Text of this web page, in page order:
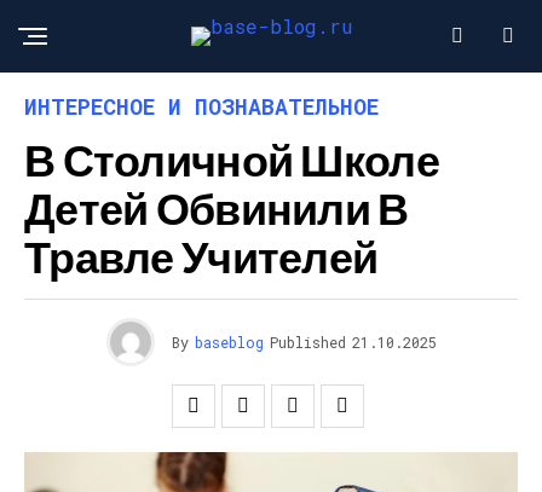
ИНТЕРЕСНОЕ И ПОЗНАВАТЕЛЬНОЕ
В Столичной Школе
Детей Обвинили В
Травле Учителей
By baseblog Published 21.10.2025